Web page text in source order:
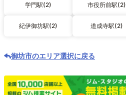
学門駅(2) 市役所前駅(2)
紀伊御坊駅(2) 道成寺駅(2)
御坊市のエリア選択に戻る